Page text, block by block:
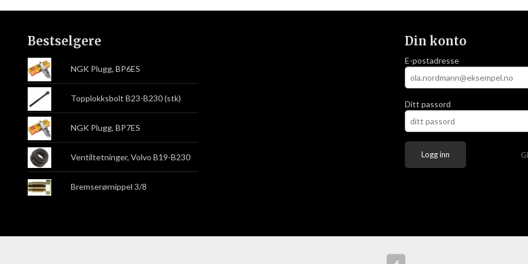
Bestselgere
NGK Plugg, BP6ES
Topplokksbolt B23-B230 (stk)
NGK Plugg, BP7ES
Ventiltetninger, Volvo B19-B230
Bremserørnippel 3/8
Din konto
E-postadresse
Ditt passord